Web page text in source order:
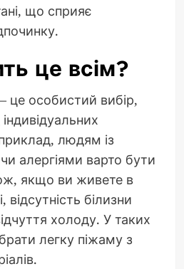
що сприяє
це всім?
це особистий вибір,
людям із
алергіями варто бути
якщо ви живете в
білизни
холоду. У таких
легку піжаму з